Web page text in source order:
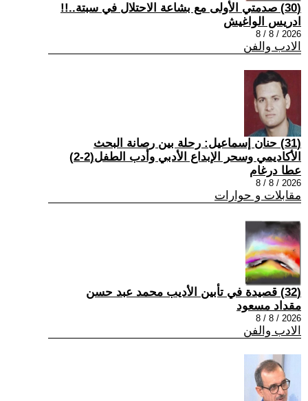
(30) صدمتي الأولى مع بشاعة الاحتلال في سبتة..!!
ادريس الواغيش
2026 / 8 / 8
الادب والفن
(31) حنان إسماعيل: رحلة بين رصانة البحث
الأكاديمي وسحر الإبداع الأدبي وأدب الطفل(2-2)
عطا درغام
2026 / 8 / 8
مقابلات و حوارات
(32) قصيدة في تأبين الأديب محمد عبد حسن
مقداد مسعود
2026 / 8 / 8
الادب والفن